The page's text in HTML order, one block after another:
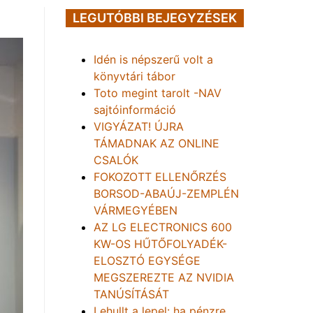
LEGUTÓBBI BEJEGYZÉSEK
Idén is népszerű volt a
könyvtári tábor
Toto megint tarolt -NAV
sajtóinformáció
VIGYÁZAT! ÚJRA
TÁMADNAK AZ ONLINE
CSALÓK
FOKOZOTT ELLENŐRZÉS
BORSOD-ABAÚJ-ZEMPLÉN
VÁRMEGYÉBEN
AZ LG ELECTRONICS 600
KW-OS HŰTŐFOLYADÉK-
ELOSZTÓ EGYSÉGE
MEGSZEREZTE AZ NVIDIA
TANÚSÍTÁSÁT